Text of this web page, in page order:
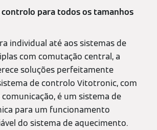
controlo para todos os tamanhos
individual até aos sistemas de
com comutação central, a
soluções perfeitamente
de controlo Vitotronic, com
é um sistema de
para um funcionamento
do sistema de aquecimento.